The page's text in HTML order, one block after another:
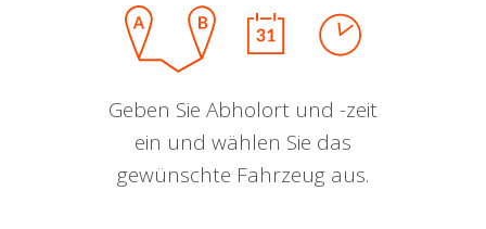
Geben Sie Abholort und -zeit
ein und wählen Sie das
gewünschte Fahrzeug aus.